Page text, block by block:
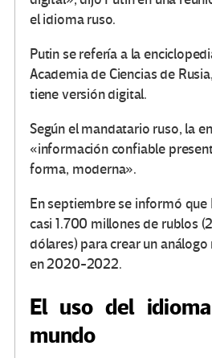
el idioma ruso.
Putin se refería a la
Academia de Ciencias de
tiene versión digital.
Según el mandatario ruso, la
«información confiable
forma, moderna».
En septiembre se informó que
casi 1.700 millones de rublos
dólares) para crear un
en 2020-2022.
El uso del
mundo